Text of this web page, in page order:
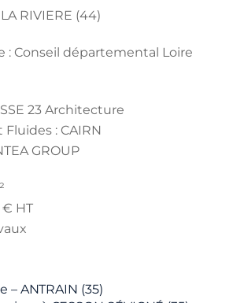
RIVIERE (44)
: Conseil départemental Loire
23 Architecture
: CAIRN
GROUP
€ HT
– ANTRAIN (35)